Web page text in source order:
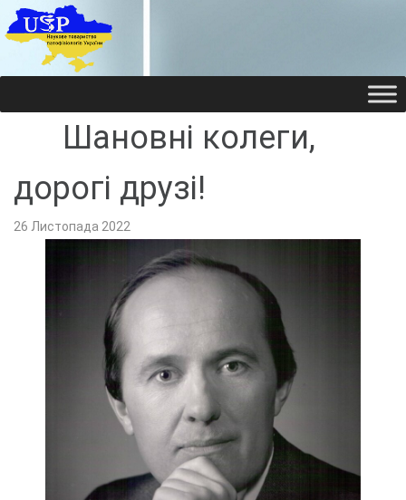
НАУКОВЕ
НАУКОВЕ
Шановні колеги,
дорогі друзі!
26 Листопада 2022